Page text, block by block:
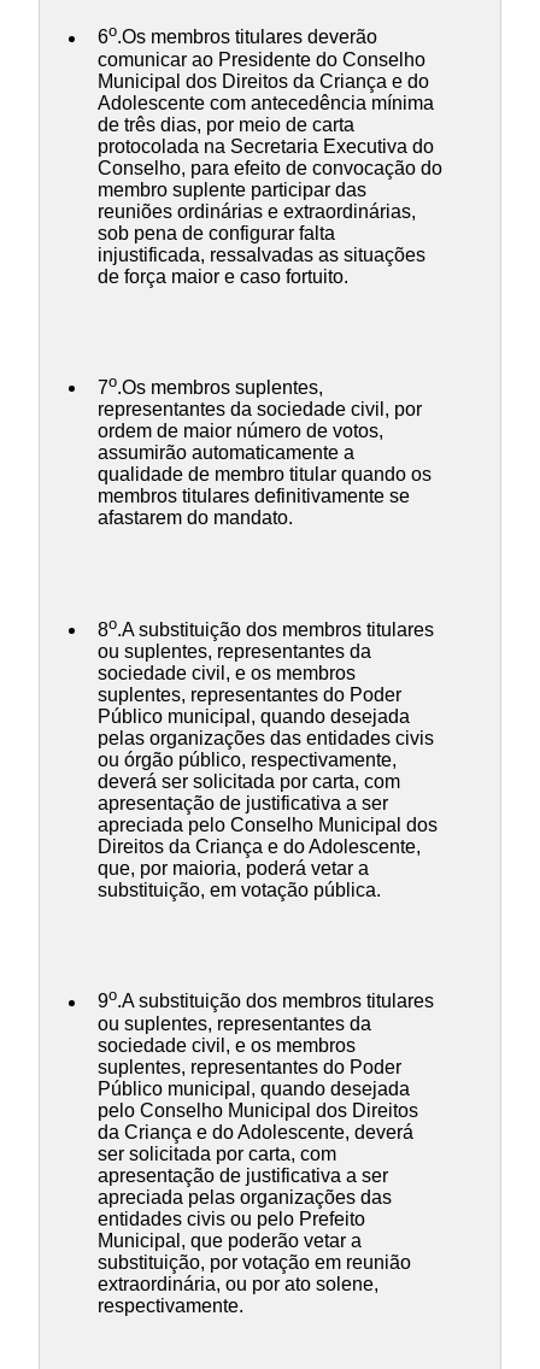
6o.Os membros titulares deverão
comunicar ao Presidente do Conselho
Municipal dos Direitos da Criança e do
Adolescente com antecedência mínima
de três dias, por meio de carta
protocolada na Secretaria Executiva do
Conselho, para efeito de convocação do
membro suplente participar das
reuniões ordinárias e extraordinárias,
sob pena de configurar falta
injustificada, ressalvadas as situações
de força maior e caso fortuito.
7o.Os membros suplentes,
representantes da sociedade civil, por
ordem de maior número de votos,
assumirão automaticamente a
qualidade de membro titular quando os
membros titulares definitivamente se
afastarem do mandato.
8o.A substituição dos membros titulares
ou suplentes, representantes da
sociedade civil, e os membros
suplentes, representantes do Poder
Público municipal, quando desejada
pelas organizações das entidades civis
ou órgão público, respectivamente,
deverá ser solicitada por carta, com
apresentação de justificativa a ser
apreciada pelo Conselho Municipal dos
Direitos da Criança e do Adolescente,
que, por maioria, poderá vetar a
substituição, em votação pública.
9o.A substituição dos membros titulares
ou suplentes, representantes da
sociedade civil, e os membros
suplentes, representantes do Poder
Público municipal, quando desejada
pelo Conselho Municipal dos Direitos
da Criança e do Adolescente, deverá
ser solicitada por carta, com
apresentação de justificativa a ser
apreciada pelas organizações das
entidades civis ou pelo Prefeito
Municipal, que poderão vetar a
substituição, por votação em reunião
extraordinária, ou por ato solene,
respectivamente.